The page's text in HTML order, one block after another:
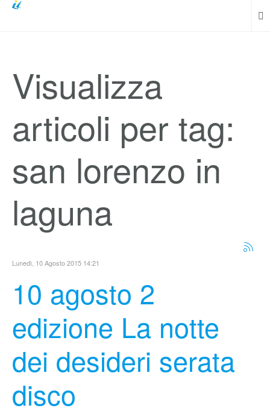
Visualizza
articoli per tag:
san lorenzo in
laguna
Lunedì, 10 Agosto 2015 14:21
10 agosto 2
edizione La notte
dei desideri serata
disco